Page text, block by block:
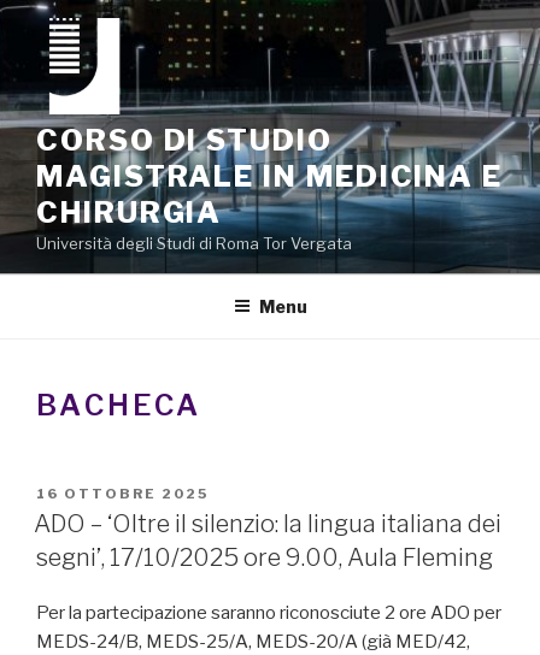
Salta
contenuto
CORSO DI STUDIO
MAGISTRALE IN MEDICINA E
CHIRURGIA
Università degli Studi di Roma Tor Vergata
Menu
BACHECA
PUBBLICATO
IL
16 OTTOBRE 2025
ADO – ‘Oltre il silenzio: la lingua italiana dei
segni’, 17/10/2025 ore 9.00, Aula Fleming
Per la partecipazione saranno riconosciute 2 ore ADO per
MEDS-24/B, MEDS-25/A, MEDS-20/A (già MED/42,